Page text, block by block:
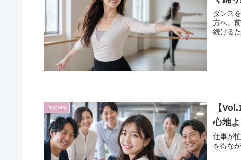
ダンス
方へ。
続ける
Bachata
【
心地
仕事が
を得な